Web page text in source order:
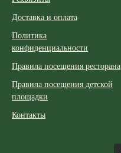
Доставка и оплата
Политика
конфиденциальности
Правила посещения ресторана
Правила посещения детской
площадки
Контакты